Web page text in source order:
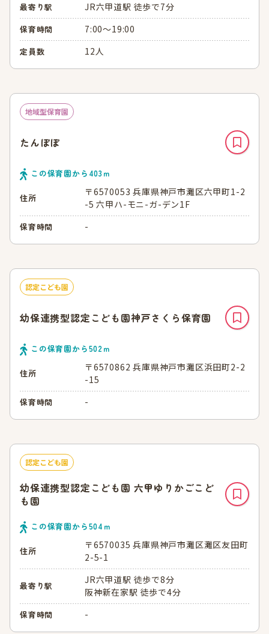
最寄り駅 JR六甲道駅 徒歩で7分
保育時間 7:00～19:00
定員数 12人
地域型保育園
たんぽぽ
この保育園から 403ｍ
住所
〒6570053 兵庫県神戸市灘区六甲町1-2
-5 六甲ハ-モニ-ガ-デン1F
保育時間 -
認定こども園
幼保連携型認定こども園神戸さくら保育園
この保育園から502ｍ
住所
〒6570862 兵庫県神戸市灘区浜田町2-2
-15
保育時間 -
認定こども園
幼保連携型認定こども園 六甲ゆりかごこど
も園
この保育園から504 ｍ
住所
〒6570035 兵庫県神戸市灘区灘区友田町
2-5-1
最寄り駅
JR六甲道駅 徒歩で8分
阪神新在家駅 徒歩で4分
保育時間 -